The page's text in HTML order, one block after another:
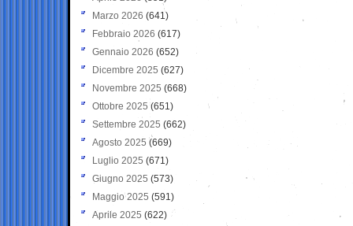
Marzo 2026 (641)
Febbraio 2026 (617)
Gennaio 2026 (652)
Dicembre 2025 (627)
Novembre 2025 (668)
Ottobre 2025 (651)
Settembre 2025 (662)
Agosto 2025 (669)
Luglio 2025 (671)
Giugno 2025 (573)
Maggio 2025 (591)
Aprile 2025 (622)